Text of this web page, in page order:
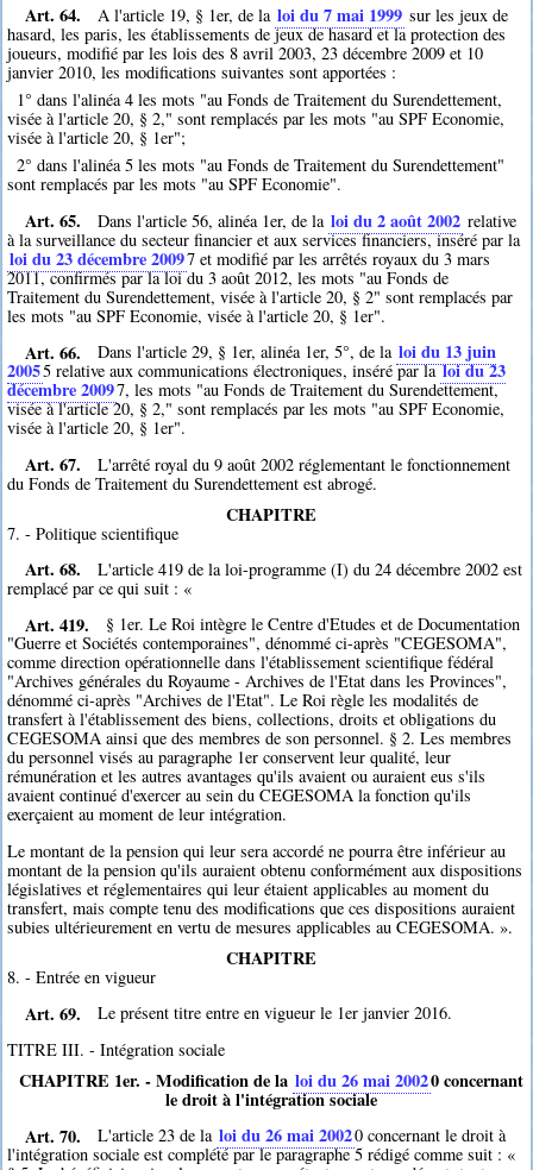
Art. 64. A l'article 19, § 1er, de la loi du 7 mai 1999 sur les jeux de
hasard, les paris, les établissements de jeux de hasard et la protection des
joueurs, modifié par les lois des 8 avril 2003, 23 décembre 2009 et 10
janvier 2010, les modifications suivantes sont apportées :
1° dans l'alinéa 4 les mots "au Fonds de Traitement du Surendettement,
visée à l'article 20, § 2," sont remplacés par les mots "au SPF Economie,
visée à l'article 20, § 1er";
2° dans l'alinéa 5 les mots "au Fonds de Traitement du Surendettement"
sont remplacés par les mots "au SPF Economie".
Art. 65. Dans l'article 56, alinéa 1er, de la loi du 2 août 2002 relative
à la surveillance du secteur financier et aux services financiers, inséré par la
loi du 23 décembre 20097 et modifié par les arrêtés royaux du 3 mars
2011, confirmés par la loi du 3 août 2012, les mots "au Fonds de
Traitement du Surendettement, visée à l'article 20, § 2" sont remplacés par
les mots "au SPF Economie, visée à l'article 20, § 1er".
Art. 66. Dans l'article 29, § 1er, alinéa 1er, 5°, de la loi du 13 juin
20055 relative aux communications électroniques, inséré par laloi du 23
décembre 20097, les mots "au Fonds de Traitement du Surendettement,
visée à l'article 20, § 2," sont remplacés par les mots "au SPF Economie,
visée à l'article 20, § 1er".
Art. 67.
L'arrêté royal du 9 août 2002 réglementant le fonctionnement
du Fonds de Traitement du Surendettement est abrogé.
CHAPITRE
7. - Politique scientifique
Art. 68.
L'article 419 de la loi-programme (I) du 24 décembre 2002 est
remplacé par ce qui suit : «
Art. 419.
§ 1er. Le Roi intègre le Centre d'Etudes et de Documentation
"Guerre et Sociétés contemporaines", dénommé ci-après "CEGESOMA",
comme direction opérationnelle dans l'établissement scientifique fédéral
"Archives générales du Royaume - Archives de l'Etat dans les Provinces",
dénommé ci-après "Archives de l'Etat". Le Roi règle les modalités de
transfert à l'établissement des biens, collections, droits et obligations du
CEGESOMA ainsi que des membres de son personnel. § 2. Les membres
du personnel visés au paragraphe 1er conservent leur qualité, leur
rémunération et les autres avantages qu'ils avaient ou auraient eus s'ils
avaient continué d'exercer au sein du CEGESOMA la fonction qu'ils
exerçaient au moment de leur intégration.
Le montant de la pension qui leur sera accordé ne pourra être inférieur au
montant de la pension qu'ils auraient obtenu conformément aux dispositions
législatives et réglementaires qui leur étaient applicables au moment du
transfert, mais compte tenu des modifications que ces dispositions auraient
subies ultérieurement en vertu de mesures applicables au CEGESOMA. ».
CHAPITRE
8. - Entrée en vigueur
Art. 69.
Le présent titre entre en vigueur le 1er janvier 2016.
TITRE III. - Intégration sociale
CHAPITRE 1er. - Modification de la loi du 26 mai 20020concernant
le droit à l'intégration sociale
Art. 70.
L'article 23 de la loi du 26 mai 20020 concernant le droit à
l'intégration sociale est complété par le paragraphe 5 rédigé comme suit : «